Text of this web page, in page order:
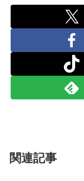
関連記事